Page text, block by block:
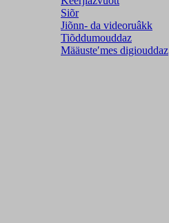
Siõr
Jiõnn- da videoruâkk
Tiõddumouddaz
Määusteʹmes digiouddaz